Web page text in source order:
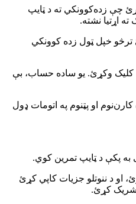
چې زده‌کوونکي ته د ټایپ
اړتیا نشته.
ترڅو خپل ټول زده کوونکي
کلیک وکړئ. یو ساده حساب، بې
او پټنوم په اتومات ډول
پکې د ټایپ تمرین کوي.
او د ننوتلو جزیات کاپي کړئ
کړئ.